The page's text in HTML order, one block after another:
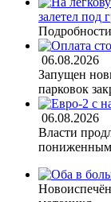
залетел под
06.08.2026
Запущен
парковок
06.08.2026
Власти
пониженным